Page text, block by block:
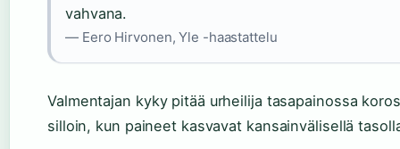
vahvana.
— Eero Hirvonen, Yle -haastattelu
Valmentajan kyky pitää urheilija tasapainossa
silloin, kun paineet kasvavat kansainvälisellä